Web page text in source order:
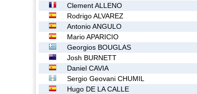
Clement ALLENO
Rodrigo ALVAREZ
Antonio ANGULO
Mario APARICIO
Georgios BOUGLAS
Josh BURNETT
Daniel CAVIA
Sergio Geovani CHUMIL
Hugo DE LA CALLE